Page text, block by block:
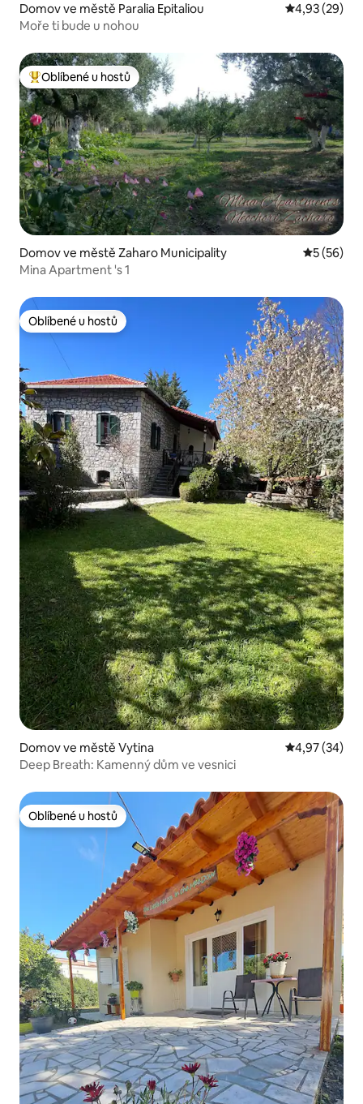
Domov ve městě Paralia Epitaliou Průměrné
4,93 (29)
Moře ti bude u nohou
Nejlepší v kategorii Oblíbené u hostů
Oblíbené u hostů
Domov ve městě Zaharo Municipality Průměrné
5 (56)
Mina Apartment 's 1
Oblíbené u hostů
Oblíbené u hostů
Domov ve městě Vytina Průměrné
4,97 (34)
Deep Breath: Kamenný dům ve vesnici
Oblíbené u hostů
Oblíbené u hostů